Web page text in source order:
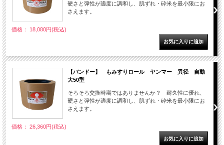
硬さと弾性が適度に調和し、肌ずれ・砕米を最小限にお
さえます。
価格： 18,080円(税込)
【バンドー】 もみすりロール ヤンマー 異径 自動
大50型
そろそろ交換時期ではありませんか？ 耐久性に優れ、
硬さと弾性が適度に調和し、肌ずれ・砕米を最小限にお
さえます。
価格： 26,360円(税込)